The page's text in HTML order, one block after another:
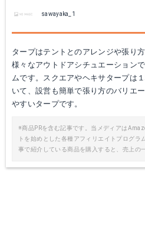
sawayaka_1
タープはテントとのアレンジや張り
様々なアウトドアシチュエーション
ムです。スクエアやヘキサタープは
いて、設営も簡単で張り方のバリエ
やすいタープです。
※商品PRを含む記事です。当メディアは
トを始めとした各種アフィリエイトプログラ
事で紹介している商品を購入すると、売上の
Amazonで詳細を見る